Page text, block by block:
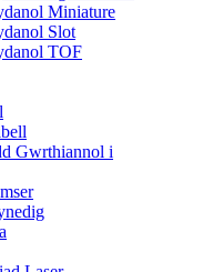
Miniature
Slot
TOF
Gwrthiannol i